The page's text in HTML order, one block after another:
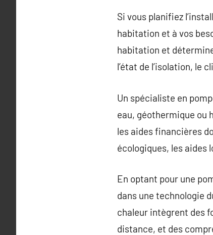
Si vous planifiez
habitation et à vos
habitation et
l’état de l’isolation, le
Un spécialiste en
eau, géothermique ou
les aides financières
écologiques, les aides
En optant pour une
dans une technologie
chaleur intègrent des
distance, et des